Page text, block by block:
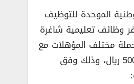
الموحدة للتوظيف
وظائف تعليمية شاغرة
مختلف المؤهلات مع
راتب يبدأ من 5000 ريال، وذلك وفق